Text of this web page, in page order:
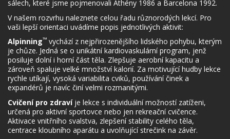
sálech, které jsme pojmenovali Athény 1986 a Barcelona 1992.
V našem rozvrhu naleznete celou řadu různorodých lekcí. Pro
vaši lepší orientaci uvádíme popis jednotlivých aktivit:
Alpinning™ vychází z nejpřirozenějšího lidského pohybu, kterým
je chůze. Jedná se o unikátní kardiovaskulární program, jenž
posiluje dolní i horní část těla. Zlepšuje aerobní kapacitu a
zároveň spaluje velké množství kalorií. Za motivující hudby lekce
rychle utíkají, vysoká variabilita cviků, používání činek a
expandérů je navíc činí velmi rozmanitými.
Cvičení pro zdravíje lekce s individuální možností zatíženi,
určená pro aktivní sportovce nebo jen rekreační cvičence.
Aktivace vnitřního svalstva, zlepšení stability celého těla,
centrace kloubního aparátu a uvolňující strečink na závěr.